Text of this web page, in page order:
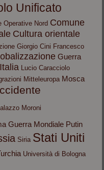
Unificato
Operative Nord Comune
Cultura orientale
Giorgio Cini Francesco
Guerra
Italia Lucio Caracciolo
Mitteleuropa Mosca
Moroni
Guerra Mondiale Putin
Siria Stati Uniti
Università di Bologna